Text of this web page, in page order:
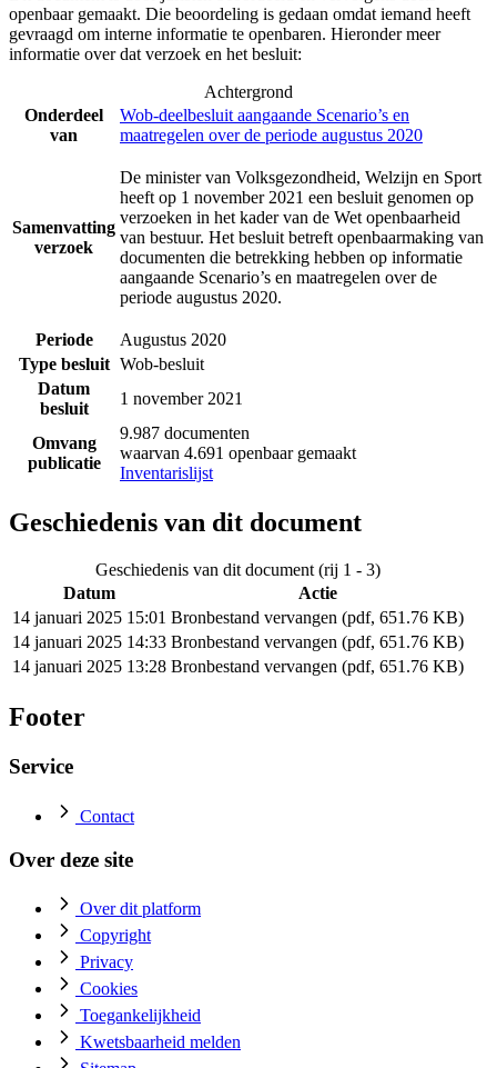
openbaar gemaakt. Die beoordeling is gedaan omdat iemand heeft
gevraagd om interne informatie te openbaren. Hieronder meer
informatie over dat verzoek en het besluit:
Achtergrond
Onderdeel
van
Wob-deelbesluit aangaande Scenario’s en
maatregelen over de periode augustus 2020
Samenvatting
verzoek
De minister van Volksgezondheid, Welzijn en Sport
heeft op 1 november 2021 een besluit genomen op
verzoeken in het kader van de Wet openbaarheid
van bestuur. Het besluit betreft openbaarmaking van
documenten die betrekking hebben op informatie
aangaande Scenario’s en maatregelen over de
periode augustus 2020.
Periode
Augustus 2020
Type besluit Wob-besluit
Datum
besluit
1 november 2021
Omvang
publicatie
9.987 documenten
waarvan 4.691 openbaar gemaakt
Inventarislijst
Geschiedenis van dit document
Geschiedenis van dit document (rij 1 - 3)
Datum
Actie
14 januari 2025 15:01 Bronbestand vervangen (pdf, 651.76 KB)
14 januari 2025 14:33 Bronbestand vervangen (pdf, 651.76 KB)
14 januari 2025 13:28 Bronbestand vervangen (pdf, 651.76 KB)
Footer
Service
Contact
Over deze site
Over dit platform
Copyright
Privacy
Cookies
Toegankelijkheid
Kwetsbaarheid melden